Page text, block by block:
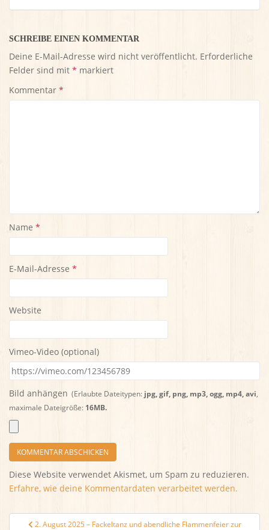
SCHREIBE EINEN KOMMENTAR
Deine E-Mail-Adresse wird nicht veröffentlicht. Erforderliche
Felder sind mit * markiert
Kommentar *
Name *
E-Mail-Adresse *
Website
Vimeo-Video (optional)
Bild anhängen (Erlaubte Dateitypen: jpg, gif, png, mp3, ogg, mp4, avi
maximale Dateigröße: 16MB.
Diese Website verwendet Akismet, um Spam zu reduzieren.
Erfahre, wie deine Kommentardaten verarbeitet werden.
Beitragsnavigation
2. August 2025 – Fackeltanz und abendliche Flammenfeier zur